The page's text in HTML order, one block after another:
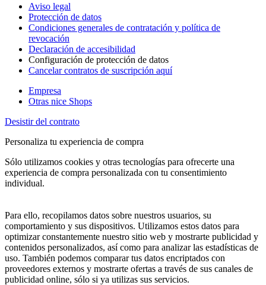
Aviso legal
Protección de datos
Condiciones generales de contratación y política de
revocación
Declaración de accesibilidad
Configuración de protección de datos
Cancelar contratos de suscripción aquí
Empresa
Otras nice Shops
Desistir del contrato
Personaliza tu experiencia de compra
Sólo utilizamos cookies y otras tecnologías para ofrecerte una
experiencia de compra personalizada con tu consentimiento
individual.
Para ello, recopilamos datos sobre nuestros usuarios, su
comportamiento y sus dispositivos. Utilizamos estos datos para
optimizar constantemente nuestro sitio web y mostrarte publicidad y
contenidos personalizados, así como para analizar las estadísticas de
uso. También podemos comparar tus datos encriptados con
proveedores externos y mostrarte ofertas a través de sus canales de
publicidad online, sólo si ya utilizas sus servicios.